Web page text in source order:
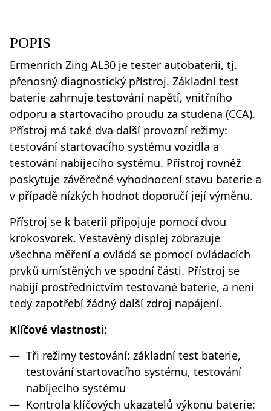
POPIS
Ermenrich Zing AL30 je tester autobaterií, tj.
přenosný diagnostický přístroj. Základní test
baterie zahrnuje testování napětí, vnitřního
odporu a startovacího proudu za studena (CCA).
Přístroj má také dva další provozní režimy:
testování startovacího systému vozidla a
testování nabíjecího systému. Přístroj rovněž
poskytuje závěrečné vyhodnocení stavu baterie a
v případě nízkých hodnot doporučí její výměnu.
Přístroj se k baterii připojuje pomocí dvou
krokosvorek. Vestavěný displej zobrazuje
všechna měření a ovládá se pomocí ovládacích
prvků umístěných ve spodní části. Přístroj se
nabíjí prostřednictvím testované baterie, a není
tedy zapotřebí žádný další zdroj napájení.
Klíčové vlastnosti:
Tři režimy testování: základní test baterie,
testování startovacího systému, testování
nabíjecího systému
Kontrola klíčových ukazatelů výkonu baterie: